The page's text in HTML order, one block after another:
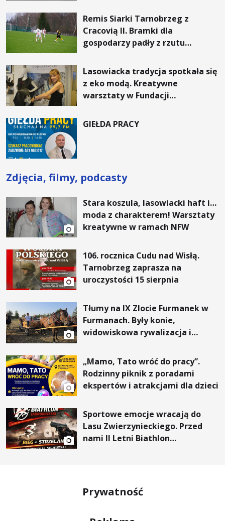
Remis Siarki Tarnobrzeg z
Cracovią II. Bramki dla
gospodarzy padły z rzutu
Lasowiacka tradycja spotkała się
z eko modą. Kreatywne
warsztaty w Fundacji
GIEŁDA PRACY
Zdjęcia, filmy, podcasty
Stara koszula, lasowiacki haft i…
moda z charakterem! Warsztaty
kreatywne w ramach NFW
106. rocznica Cudu nad Wisłą.
Tarnobrzeg zaprasza na
uroczystości 15 sierpnia
Tłumy na IX Zlocie Furmanek w
Furmanach. Były konie,
widowiskowa rywalizacja i
„Mamo, Tato wróć do pracy”.
Rodzinny piknik z poradami
ekspertów i atrakcjami dla dzieci
Sportowe emocje wracają do
Lasu Zwierzynieckiego. Przed
nami II Letni Biathlon
Prywatność